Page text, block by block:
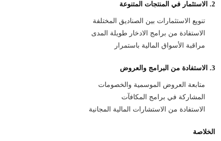
2. الاستثمار في المنتجات المتنوعة
تنويع الاستثمارات بين الصناديق المختلفة
الاستفادة من برامج الادخار طويلة المدى
مراقبة الأسواق المالية باستمرار
3. الاستفادة من البرامج والعروض
متابعة العروض الموسمية والخصومات
المشاركة في برامج المكافآت
الاستفادة من الاستشارات المالية المجانية
الخلاصة